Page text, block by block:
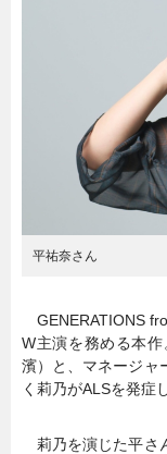
平祐奈さん
GENERATIONS
W主演を務める本
濱）と、マネージャ
く莉乃がALSを発症
莉乃を演じた平さ